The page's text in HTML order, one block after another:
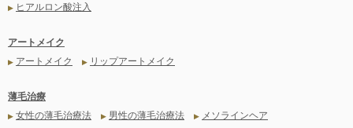
▶ ヒアルロン酸注入
アートメイク
▶ アートメイク ▶ リップアートメイク
薄毛治療
▶ 女性の薄毛治療法 ▶ 男性の薄毛治療法 ▶ メソラインヘア